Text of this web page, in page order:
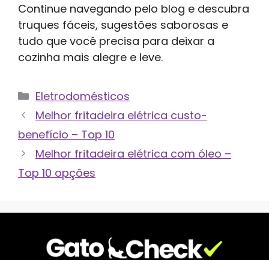
Continue navegando pelo blog e descubra
truques fáceis, sugestões saborosas e
tudo que você precisa para deixar a
cozinha mais alegre e leve.
Categorias
Eletrodomésticos
Melhor fritadeira elétrica custo-
benefício – Top 10
Melhor fritadeira elétrica com óleo –
Top 10 opções